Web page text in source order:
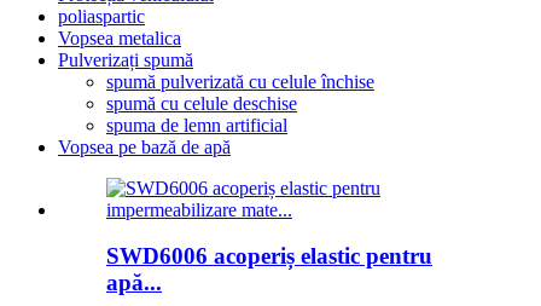
poliaspartic
Vopsea metalica
Pulverizați spumă
spumă pulverizată cu celule închise
spumă cu celule deschise
spuma de lemn artificial
Vopsea pe bază de apă
SWD6006 acoperiș elastic pentru
apă...